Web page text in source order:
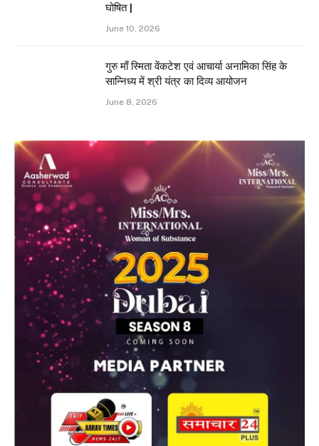
घोषित |
June 10, 2026
गुरु माँ स्मिता वेंकटेश एवं आचार्या अनामिका सिंह के
सान्निध्य में श्री यंत्र का दिव्य आयोजन
June 8, 2026